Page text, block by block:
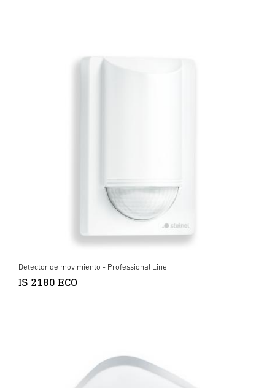
Detector de movimiento - Professional Line
IS 2180 ECO